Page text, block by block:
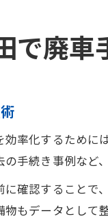
廃車デー
廃
廃
廃
手続き
廃
で廃
率化するため
手続き事例など
確認することで
もデータとして